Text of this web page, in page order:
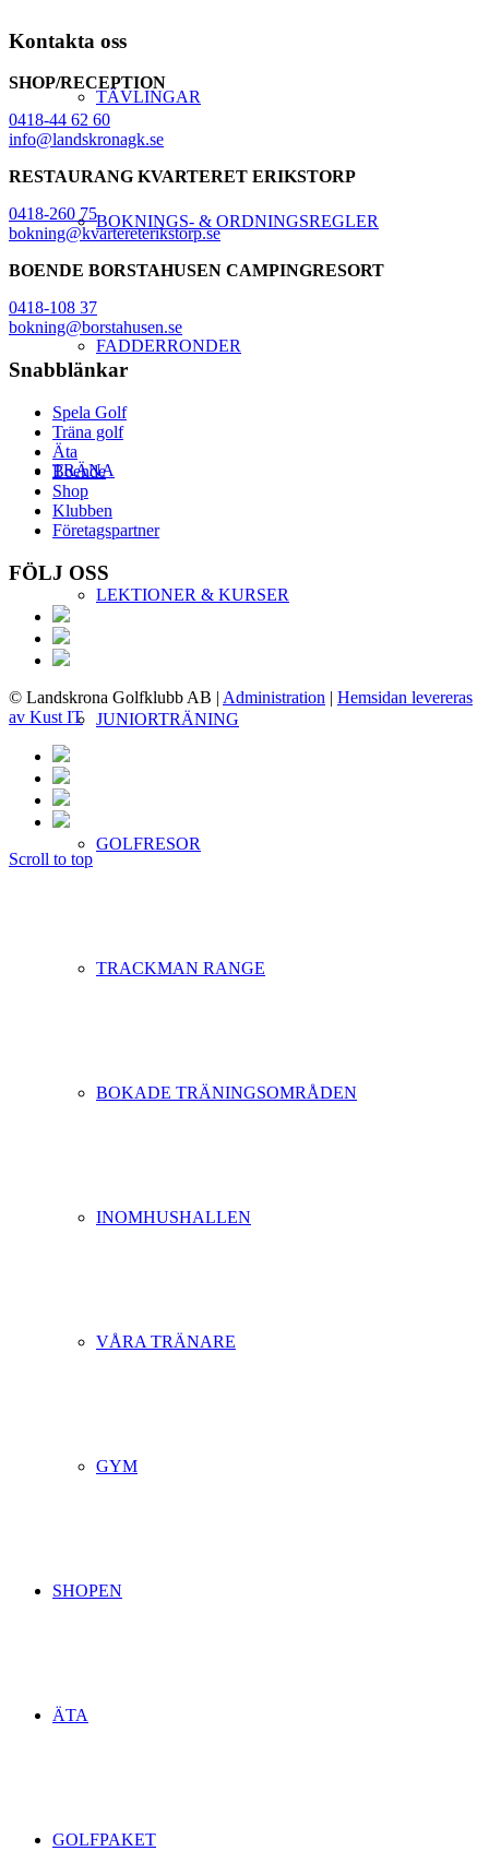
TÄVLINGAR
BOKNINGS- & ORDNINGSREGLER
FADDERRONDER
TRÄNA
LEKTIONER & KURSER
JUNIORTRÄNING
GOLFRESOR
TRACKMAN RANGE
BOKADE TRÄNINGSOMRÅDEN
INOMHUSHALLEN
VÅRA TRÄNARE
GYM
SHOPEN
ÄTA
GOLFPAKET
Kontakta oss
SHOP/RECEPTION
0418-44 62 60
info@landskronagk.se
RESTAURANG KVARTERET ERIKSTORP
0418-260 75
bokning@kvartereterikstorp.se
BOENDE BORSTAHUSEN CAMPINGRESORT
0418-108 37
bokning@borstahusen.se
Snabblänkar
Spela Golf
Träna golf
Äta
Boende
Shop
Klubben
Företagspartner
FÖLJ OSS
© Landskrona Golfklubb AB | Administration | Hemsidan levereras
av Kust IT
Scroll to top